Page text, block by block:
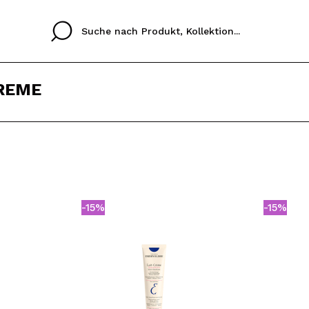
ICH
Durch die Erstellung
Einkäufe schnell
ESPAÑOL
-15% -15%